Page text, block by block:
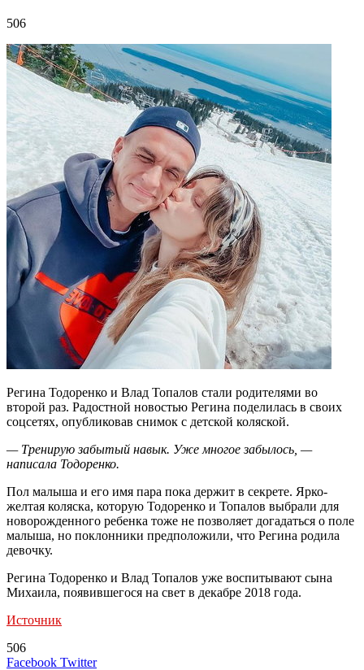
506
Регина Тодоренко и Влад Топалов стали родителями во
второй раз. Радостной новостью Регина поделилась в своих
соцсетях, опубликовав снимок с детской коляской.
— Тренирую забытый навык. Уже многое забылось, —
написала Тодоренко.
Пол малыша и его имя пара пока держит в секрете. Ярко-
желтая коляска, которую Тодоренко и Топалов выбрали для
новорожденного ребенка тоже не позволяет догадаться о поле
малыша, но поклонники предположили, что Регина родила
девочку.
Регина Тодоренко и Влад Топалов уже воспитывают сына
Михаила, появившегося на свет в декабре 2018 года.
Источник
506
Facebook TwitterLinkedIn
Tumblr
Reddit
Вконтакте
Одноклассники
Skype
Messenger
Messenger
WhatsApp
Telegram
Viber
Line
Поделиться
Печатать